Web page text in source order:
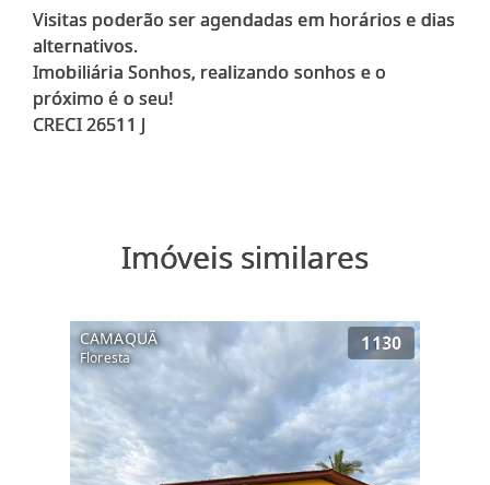
Visitas poderão ser agendadas em horários e dias
alternativos.
Imobiliária Sonhos, realizando sonhos e o
próximo é o seu!
Imóveis similares
CAMAQUÃ
Floresta
1130